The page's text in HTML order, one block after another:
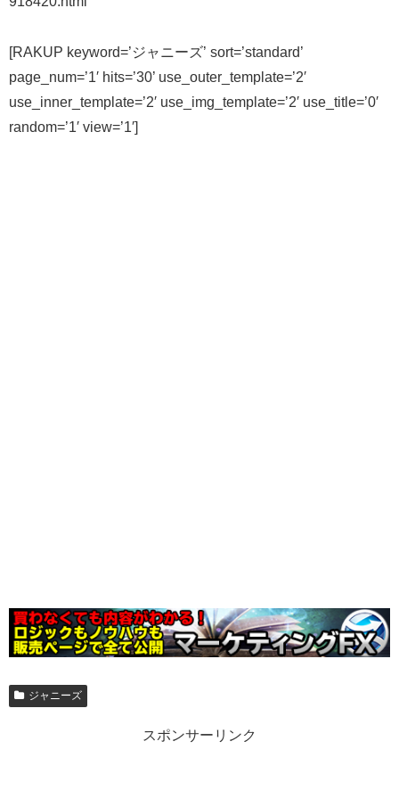
[RAKUP keyword=’ジャニーズ’ sort=’standard’
page_num=’1′ hits=’30’ use_outer_template=’2′
use_inner_template=’2′ use_img_template=’2′ use_title=’0′
random=’1′ view=’1′]
ジャニーズ
スポンサーリンク